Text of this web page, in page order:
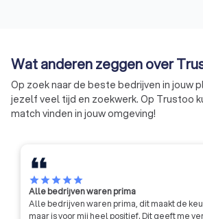
de vereniging aangesloten.
Wat anderen zeggen over
Op zoek naar de beste bedrijven in jouw
jezelf veel tijd en zoekwerk. Op Trustoo
match vinden in jouw omgeving!
starstarstarstarstar
Alle bedrijven waren prima
Alle bedrijven waren prima, dit maakt de
maar is voor mij heel positief. Dit geeft me